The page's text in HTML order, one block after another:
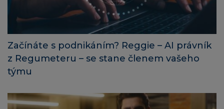
Začínáte s podnikáním? Reggie – AI právník
z Regumeteru – se stane členem vašeho
týmu